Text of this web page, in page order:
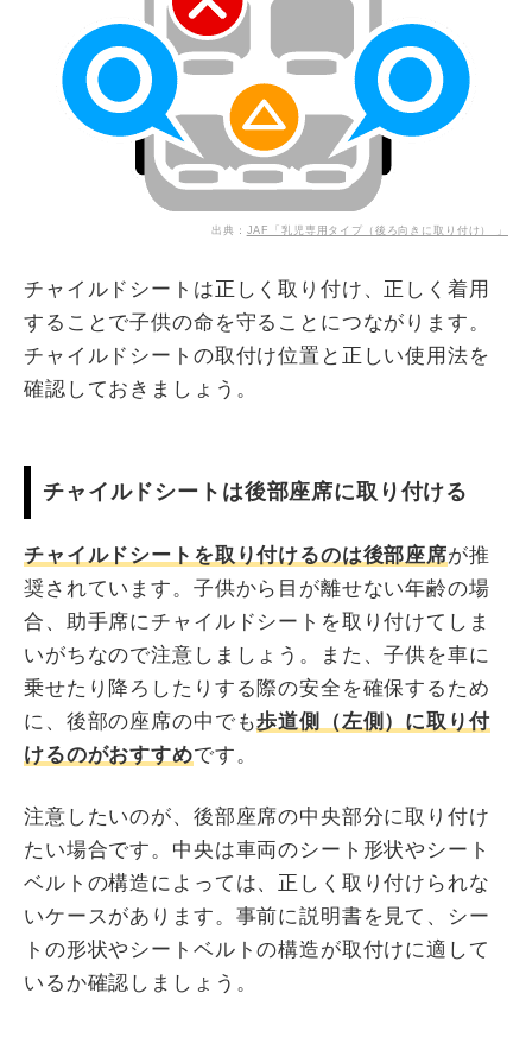
出典： JAF「乳児専用タイプ（後ろ向きに取り付け） 」
チャイルドシートは正しく取り付け、正しく着用
することで子供の命を守ることにつながります。
チャイルドシートの取付け位置と正しい使用法を
確認しておきましょう。
チャイルドシートは後部座席に取り付ける
チャイルドシートを取り付けるのは後部座席が推
奨されています。子供から目が離せない年齢の場
合、助手席にチャイルドシートを取り付けてしま
いがちなので注意しましょう。また、子供を車に
乗せたり降ろしたりする際の安全を確保するため
に、後部の座席の中でも歩道側（左側）に取り付
けるのがおすすめです。
注意したいのが、後部座席の中央部分に取り付け
たい場合です。中央は車両のシート形状やシート
ベルトの構造によっては、正しく取り付けられな
いケースがあります。事前に説明書を見て、シー
トの形状やシートベルトの構造が取付けに適して
いるか確認しましょう。